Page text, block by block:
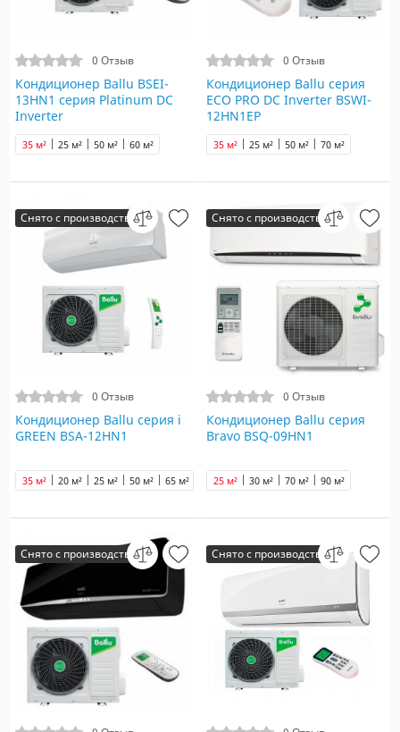
0 Отзыв
Кондиционер Ballu BSEI-
13HN1 серия Platinum DC
Inverter
25 м²
35 м² 50 м² 60 м²
0 Отзыв
Кондиционер Ballu серия
ECO PRO DC Inverter BSWI-
12HN1EP
25 м²
35 м² 50 м² 70 м²
Снято с производства
0 Отзыв
Кондиционер Ballu серия i
GREEN BSA-12HN1
20 м² 25 м²
35 м² 50 м² 65 м²
Снято с производства
0 Отзыв
Кондиционер Ballu серия
Bravo BSQ-09HN1
25 м² 30 м² 70 м² 90 м²
Снято с производства Снято с производства